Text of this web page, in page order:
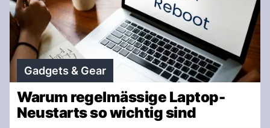
Gadgets & Gear
Warum regelmässige Laptop-
Neustarts so wichtig sind